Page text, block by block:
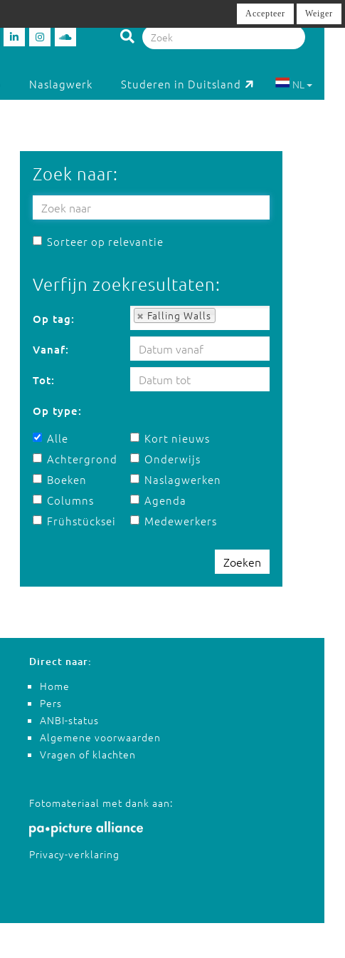
Naslagwerk Studeren in Duitsland NL
Zoek naar:
Sorteer op relevantie
Verfijn zoekresultaten:
Op tag: Falling Walls
Op tag:
Vanaf:
Tot:
Op type:
Alle
Achtergrond
Boeken
Columns
Frühstücksei
Kort nieuws
Onderwijs
Naslagwerken
Agenda
Medewerkers
Zoeken
Direct naar:
Home
Pers
ANBI-status
Algemene voorwaarden
Vragen of klachten
Fotomateriaal met dank aan:
Privacy-verklaring
Accepteer Weiger